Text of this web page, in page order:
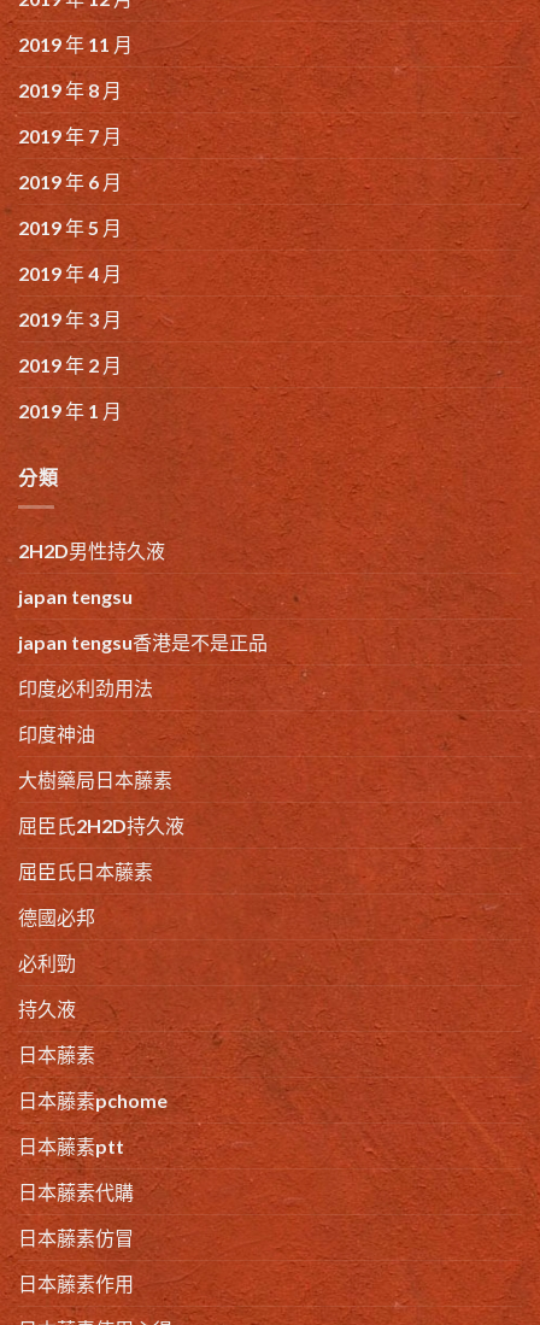
2019 年 11 月
2019 年 8 月
2019 年 7 月
2019 年 6 月
2019 年 5 月
2019 年 4 月
2019 年 3 月
2019 年 2 月
2019 年 1 月
分類
2H2D男性持久液
japan tengsu
japan tengsu香港是不是正品
印度必利劲用法
印度神油
大樹藥局日本藤素
屈臣氏2H2D持久液
屈臣氏日本藤素
德國必邦
必利勁
持久液
日本藤素
日本藤素pchome
日本藤素ptt
日本藤素代購
日本藤素仿冒
日本藤素作用